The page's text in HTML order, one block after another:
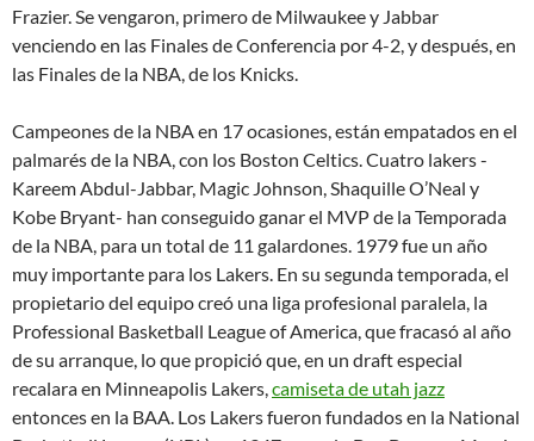
Frazier. Se vengaron, primero de Milwaukee y Jabbar
venciendo en las Finales de Conferencia por 4-2, y después, en
las Finales de la NBA, de los Knicks.
Campeones de la NBA en 17 ocasiones, están empatados en el
palmarés de la NBA, con los Boston Celtics. Cuatro lakers -
Kareem Abdul-Jabbar, Magic Johnson, Shaquille O’Neal y
Kobe Bryant- han conseguido ganar el MVP de la Temporada
de la NBA, para un total de 11 galardones. 1979 fue un año
muy importante para los Lakers. En su segunda temporada, el
propietario del equipo creó una liga profesional paralela, la
Professional Basketball League of America, que fracasó al año
de su arranque, lo que propició que, en un draft especial
recalara en Minneapolis Lakers,camiseta de utah jazz
entonces en la BAA. Los Lakers fueron fundados en la National